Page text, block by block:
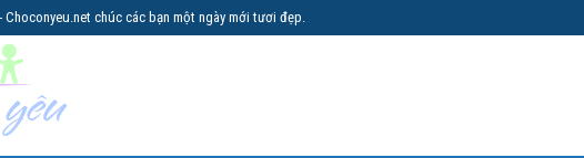
Choconyeu.net chúc các bạn một ngày mới tươi đẹp.